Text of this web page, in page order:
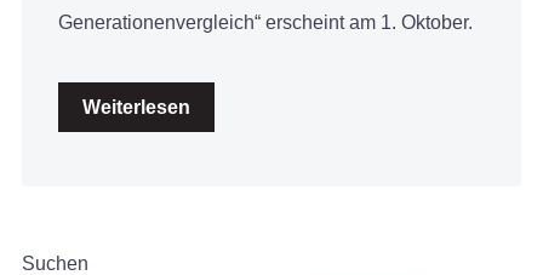
Generationenvergleich“ erscheint am 1. Oktober.
Weiterlesen
Suchen